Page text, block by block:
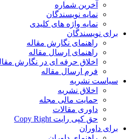
آخرین شماره
نمایه نویسندگان
نمایه واژه های کلیدی
برای نویسندگان
راهنمای نگارش مقاله
راهنمای ارسال مقاله
اخلاق حرفه ای در نگارش مقاله
فرم ارسال مقاله
سیاست نشریه
اخلاق نشریه
حمایت مالی مجله
داوری مقالات
حق کپی رایت Copy Right
برای داوران